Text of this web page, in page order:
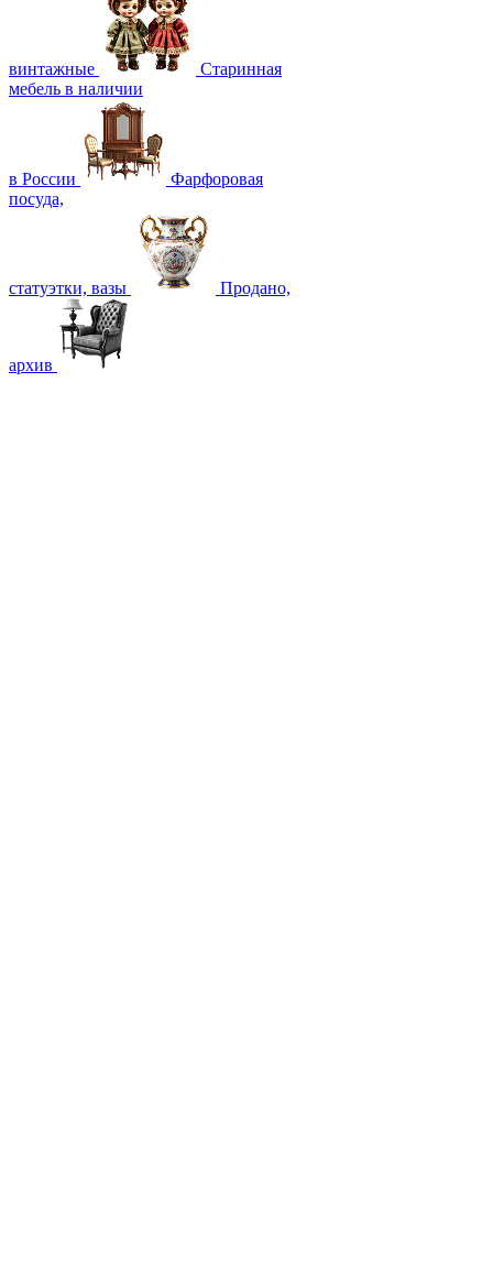
винтажные
Старинная
мебель в наличии
в России
Фарфоровая
посуда,
статуэтки, вазы Продано,
архив